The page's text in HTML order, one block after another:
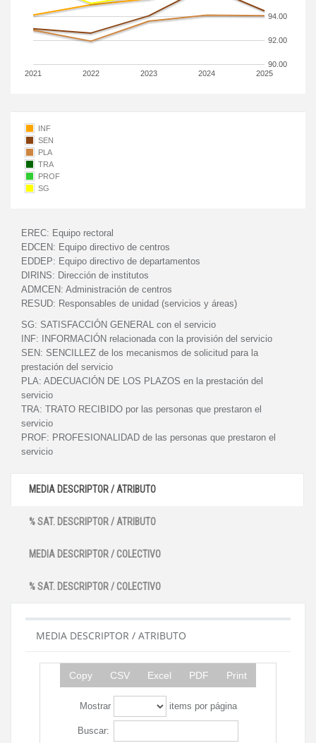
2021 2022 2023 2024 2025
90.00
92.00
94.00
INF
SEN
PLA
TRA
PROF
SG
EREC: Equipo rectoral
EDCEN: Equipo directivo de centros
EDDEP: Equipo directivo de departamentos
DIRINS: Dirección de institutos
ADMCEN: Administración de centros
RESUD: Responsables de unidad (servicios y áreas)
SG: SATISFACCIÓN GENERAL con el servicio
INF:
INFORMACIÓN relacionada con la provisión del servicio
SEN: SENCILLEZ de los mecanismos de solicitud para la
prestación del servicio
PLA: ADECUACIÓN DE LOS PLAZOS en la prestación del
servicio
TRA: TRATO RECIBIDO por las personas que prestaron el
servicio
PROF: PROFESIONALIDAD de las personas que prestaron el
servicio
MEDIA DESCRIPTOR / ATRIBUTO
% SAT. DESCRIPTOR / ATRIBUTO
MEDIA DESCRIPTOR / COLECTIVO
% SAT. DESCRIPTOR / COLECTIVO
MEDIA DESCRIPTOR / ATRIBUTO
Copy CSV Excel PDF Print
Mostrar items por página
Buscar: